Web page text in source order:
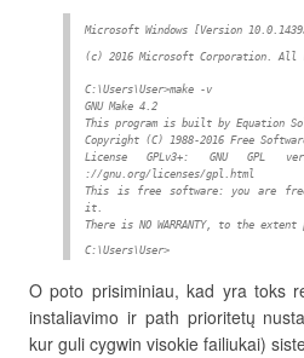
Microsoft Windows [Version
(c) 2016 Microsoft Corporation. All
C:\Users\User>make -v
GNU Make 4.2
This program is built by Equation
Copyright (C) 1988-2016 Free
License GPLv3+: GNU
://gnu.org/licenses/gpl.html
This is free software: you are
it.
There is NO WARRANTY, to the
C:\Users\User>
O poto prisiminiau, kad yra toks
instaliavimo ir path prioritetų
kur guli cygwin visokie failiukai)